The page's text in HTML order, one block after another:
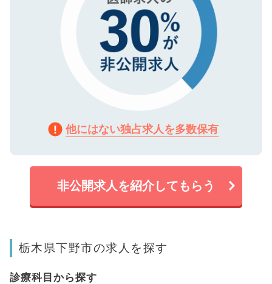
他にはない独占求人を多数保有
非公開求人を紹介してもらう
栃木県下野市の求人を探す
診療科目から探す